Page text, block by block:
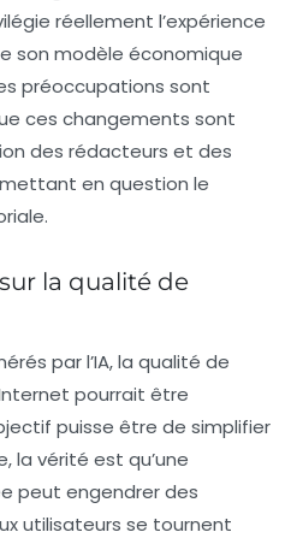
réellement l’expérience
son modèle économique
préoccupations sont
ces changements sont
des rédacteurs et des
en question le
la qualité de
par l’IA, la qualité de
pourrait être
puisse être de simplifier
la vérité est qu’une
peut engendrer des
utilisateurs se tournent